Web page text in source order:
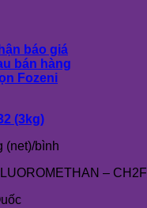
báo giá
bán hàng
Fozeni
(3kg)
(net)/bình
–